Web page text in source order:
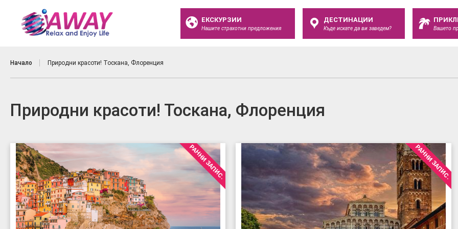
ЕКСКУРЗИИ
Нашите страхотни предложения
ДЕСТИНАЦИИ
Къде искате да ви заведем? Вашето
Начало Природни красоти! Тоскана, Флоренция
Природни красоти! Тоскана, Флоренция
РАННИ ЗАПИС. РАННИ ЗАПИС.